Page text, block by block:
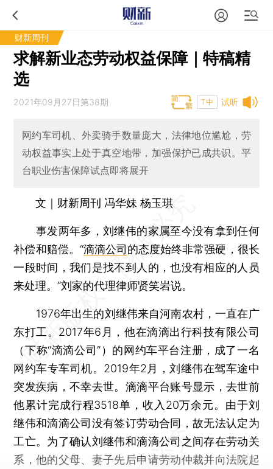
财新周刊
求解新业态劳动权益保障｜特稿精
选
试听
2021年09月27日第38期 T中
网约车司机、外卖骑手数量庞大，法律地位尴尬，劳
动权益事实上处于真空地带，加强保护已成共识。平
台职业伤害保障试点即将展开
文｜财新周刊 冯华妹 杨玉琪
事发两年多，刘继伟的家属至今没有拿到任何
补偿和赔偿。“滴滴公司 的态度始终非常强硬，很长
一段时间，我们是找不到人的，也没有相应的人员
来处理。”刘家的代理律师贤笑岩说。
1976年出生的刘继伟来自河南农村，一直在广
东打工。2017年6月，他在滴滴出行科技有限公司
（下称“滴滴公司”）的网约车平台注册，成了一名
网约车专车司机。2019年2月，刘继伟在驾车途中
突发疾病，不幸去世。滴滴平台账号显示，去世前
他累计完成行程3518单，收入20万余元。由于刘
继伟和滴滴公司没有签订劳动合同，故无法认定为
工亡。为了确认刘继伟和滴滴公司之间存在劳动关
系，他的父母、妻子先后申请劳动仲裁并向法院起